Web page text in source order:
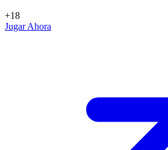
+18
Jugar Ahora